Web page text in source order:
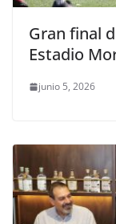
Gran final
Estadio
junio 5, 2026